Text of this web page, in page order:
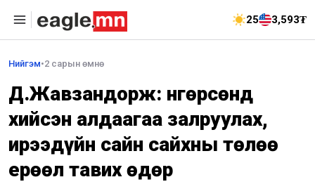
25 3,593₮
Нийгэм•2 сарын өмнө
Д.Жавзандорж: Өнгөрсөнд
хийсэн алдаагаа залруулах,
ирээдүйн сайн сайхны төлөө
ерөөл тавих өдөр